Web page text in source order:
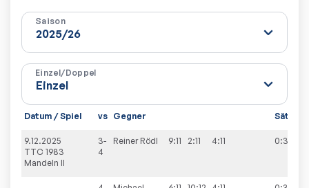
Saison
Einzel/Doppel
Datum / Spiel vs Gegner Sätze
9.12.2025
TTC 1983
Mandeln II
3-
4
Reiner Rödl 9:11 2:11 4:11 0:3